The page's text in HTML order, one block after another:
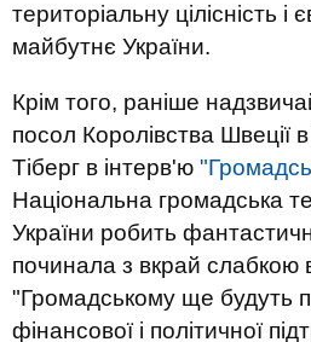
територіальну цілісність і
майбутнє України.
Крім того, раніше
посол Королівства Швеції в
Тіберг в інтерв'ю
Національна громадська
України робить
починала з вкрай слабкою
"Громадському ще будуть
фінансової і політичної